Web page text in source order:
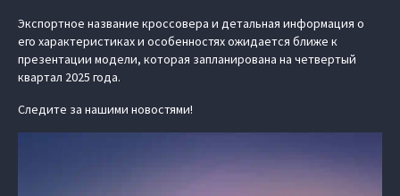
Экспортное название кроссовера и детальная информация о
его характеристиках и особенностях ожидается ближе к
презентации модели, которая запланирована на четвертый
квартал 2025 года.
Следите за нашими новостями!